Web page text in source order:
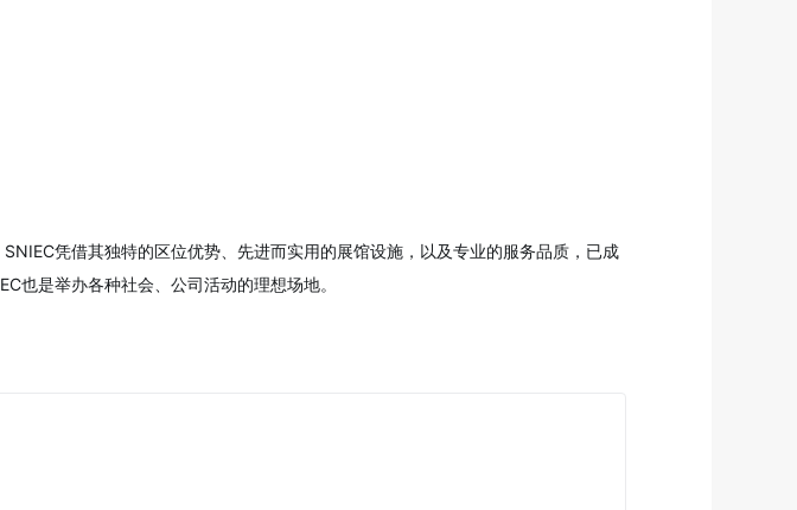
凭借其独特的区位优势、先进而实用的展馆设施，以及专业的服务品质，已成
也是举办各种社会、公司活动的理想场地。